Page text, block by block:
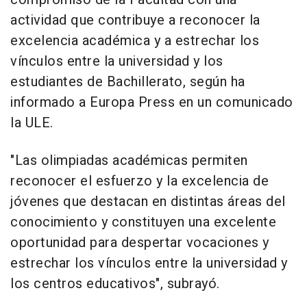
actividad que contribuye a reconocer la
excelencia académica y a estrechar los
vínculos entre la universidad y los
estudiantes de Bachillerato, según ha
informado a Europa Press en un comunicado
la ULE.
"Las olimpiadas académicas permiten
reconocer el esfuerzo y la excelencia de
jóvenes que destacan en distintas áreas del
conocimiento y constituyen una excelente
oportunidad para despertar vocaciones y
estrechar los vínculos entre la universidad y
los centros educativos", subrayó.